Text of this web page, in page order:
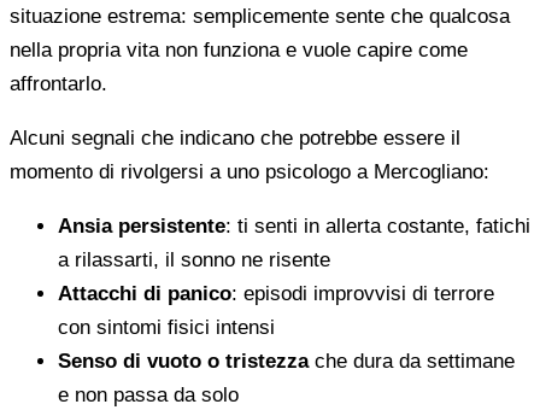
situazione estrema: semplicemente sente che qualcosa
nella propria vita non funziona e vuole capire come
affrontarlo.
Alcuni segnali che indicano che potrebbe essere il
momento di rivolgersi a uno psicologo a Mercogliano:
Ansia persistente: ti senti in allerta costante, fatichi
a rilassarti, il sonno ne risente
Attacchi di panico: episodi improvvisi di terrore
con sintomi fisici intensi
Senso di vuoto o tristezzache dura da settimane
e non passa da solo